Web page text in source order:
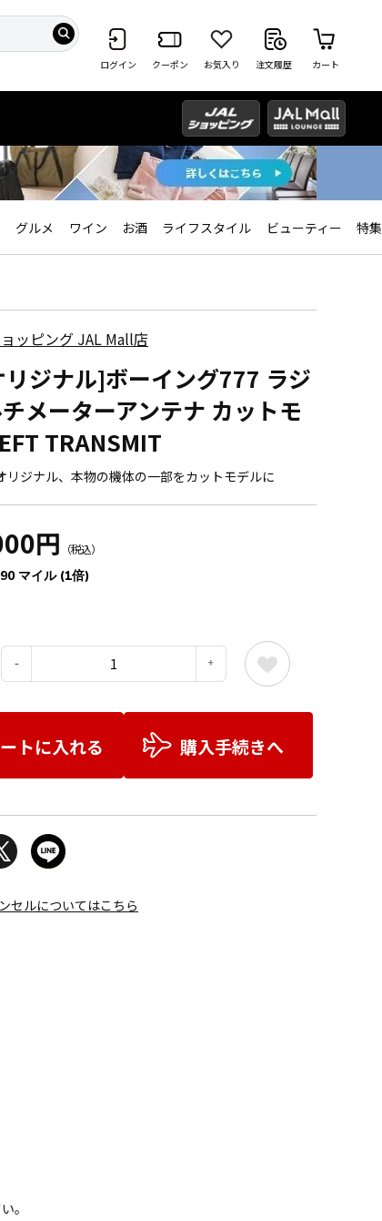
ログイン クーポン お気入り 注文履歴 カート
グルメ ワイン お酒 ライフスタイル ビューティー 特集
ッピング JAL Mall店
ジナル]ボーイング777 ラジ
メーターアンテナ カットモ
TRANSMIT
リジナル、本物の機体の一部をカットモデルに
円 （税込）
マイル (1倍)
トに入れる 購入手続きへ
セルについてはこちら
。